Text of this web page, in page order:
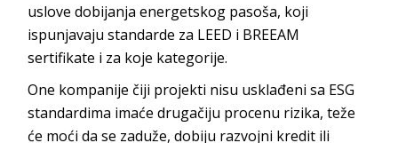
uslove dobijanja energetskog pasoša, koji
ispunjavaju standarde za LEED i BREEAM
sertifikate i za koje kategorije.
One kompanije čiji projekti nisu usklađeni sa ESG
standardima imaće drugačiju procenu rizika, teže
će moći da se zaduže, dobiju razvojni kredit ili